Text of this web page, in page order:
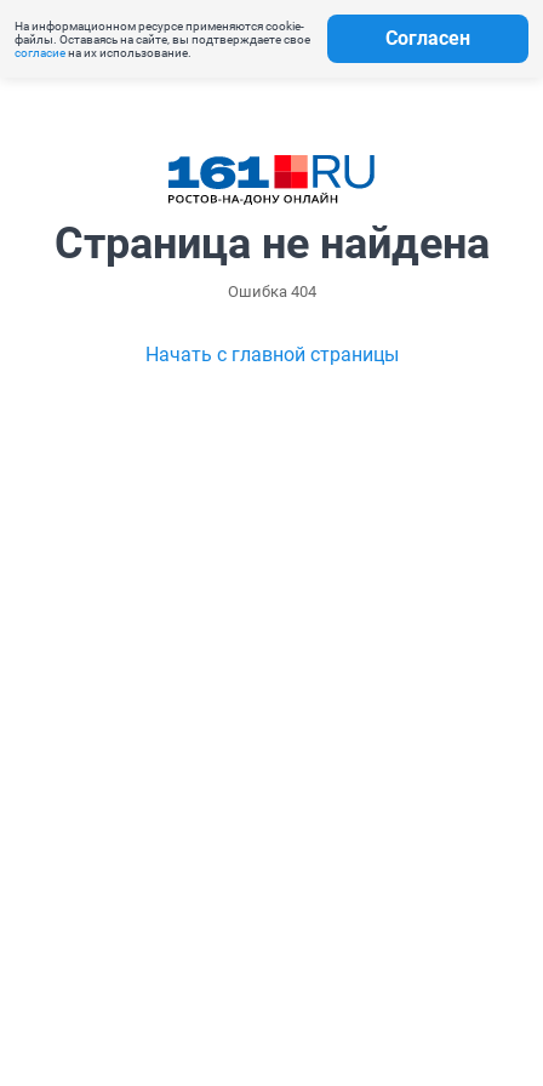
На информационном ресурсе применяются cookie-
файлы. Оставаясь на сайте, вы подтверждаете свое
согласиена их использование.
Согласен
Страница не найдена
Ошибка 404
Начать с главной страницы